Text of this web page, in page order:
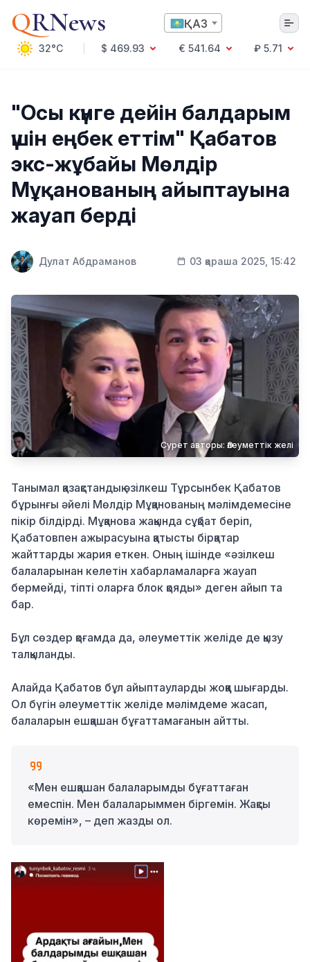
QRNews ҚАЗ
32°C $ 469.93 € 541.64
₽ 5.71
Саясат
Технология
Экономика
Әлемде
Қоғам
Оқиға
Спорт
Денсаулық
Бизнес
Қылмыс
"Осы күнге дейін балдарым
үшін еңбек еттім" Қабатов
экс-жұбайы Мөлдір
Мұқанованың айыптауына
жауап берді
Дулат Абдраманов 03 қараша 2025, 15:42
Сурет авторы: Әлеуметтік желі
Танымал қазақстандық әзілкеш Тұрсынбек Қабатов
бұрынғы әйелі Мөлдір Мұқанованың мәлімдемесіне
пікір білдірді. Мұқанова жақында сұқбат беріп,
Қабатовпен ажырасуына қатысты бірқатар
жайттарды жария еткен. Оның ішінде «әзілкеш
балаларынан келетін хабарламаларға жауап
бермейді, тіпті оларға блок қояды» деген айып та
бар.
Бұл сөздер қоғамда да, әлеуметтік желіде де қызу
талқыланды.
Алайда Қабатов бұл айыптауларды жоққа шығарды.
Ол бүгін әлеуметтік желіде мәлімдеме жасап,
балаларын ешқашан бұғаттамағанын айтты.
«Мен ешқашан балаларымды бұғаттаған
емеспін. Мен балаларыммен біргемін. Жақсы
көремін», – деп жазды ол.